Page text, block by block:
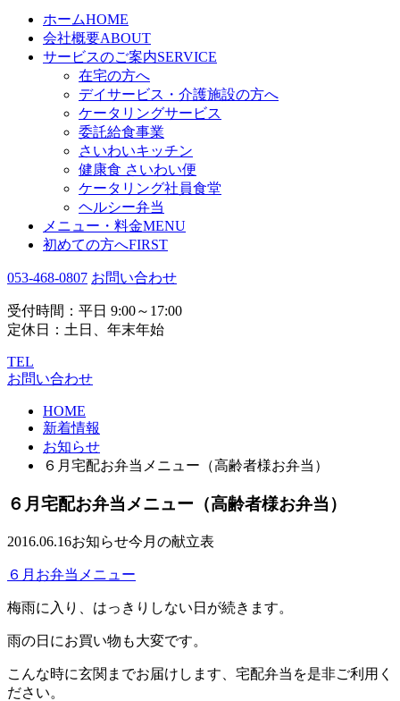
ホームHOME
会社概要ABOUT
サービスのご案内SERVICE
在宅の方へ
デイサービス・介護施設の方へ
ケータリングサービス
委託給食事業
さいわいキッチン
健康食 さいわい便
ケータリング社員食堂
ヘルシー弁当
メニュー・料金MENU
初めての方へFIRST
053-468-0807 お問い合わせ
受付時間：平日 9:00～17:00
定休日：土日、年末年始
TEL
お問い合わせ
HOME
新着情報
お知らせ
６月宅配お弁当メニュー（高齢者様お弁当）
６月宅配お弁当メニュー（高齢者様お弁当）
2016.06.16お知らせ今月の献立表
６月お弁当メニュー
梅雨に入り、はっきりしない日が続きます。
雨の日にお買い物も大変です。
こんな時に玄関までお届けします、宅配弁当を是非ご利用く
ださい。